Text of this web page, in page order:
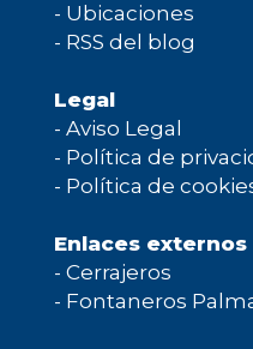
- Ubicaciones
- RSS del blog
Legal
- Aviso Legal
- Política de
- Política de
Enlaces externos
- Cerrajeros
- Fontaneros